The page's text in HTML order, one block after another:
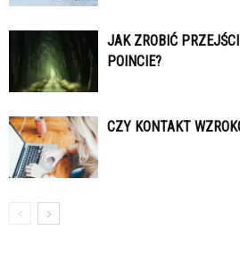
JAK ZROBIĆ
POINCIE?
CZY KONTAKT